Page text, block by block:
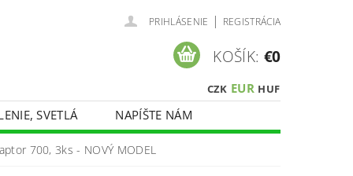
PRIHLÁSENIE | REGISTRÁCIA
CZK EUR HUF
KOŠÍK: €0
SVETLÁ NAPÍŠTE NÁM
700, 3ks - NOVÝ MODEL